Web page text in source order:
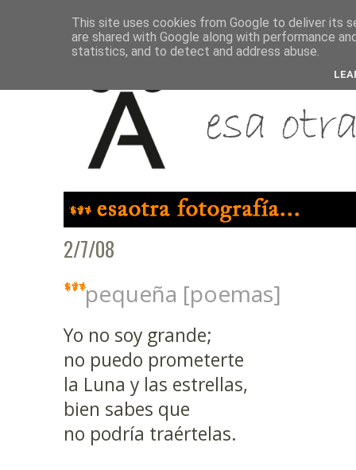
2/7/08
pequeña [poemas]
Yo no soy grande;
no puedo prometerte
la Luna y las estrellas,
bien sabes que
no podría traértelas.
This site uses cookies from Google to deliver its
are shared with Google along with performance
statistics, and to detect and address abuse.